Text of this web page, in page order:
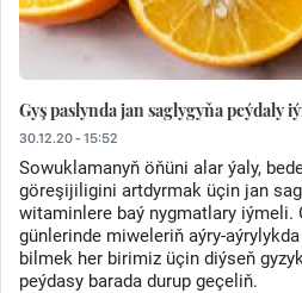
Gyş paslynda jan saglygyňa peýdaly
30.12.20 - 15:52
Sowuklamanyň öňüni alar ýaly,
göreşijiligini artdyrmak üçin jan
witaminlere baý nygmatlary iýmeli.
günlerinde miweleriň aýry-
bilmek her birimiz üçin diýseň
peýdasy barada durup geçeliň.